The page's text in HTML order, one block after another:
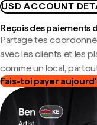
USD ACCOUNT
Reçois des paiements
Partage tes
avec les clients et les
comme un local,
Fais-toi payer